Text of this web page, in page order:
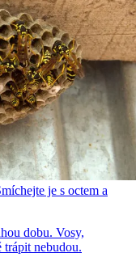
je s octem a
dobu. Vosy,
trápit nebudou.